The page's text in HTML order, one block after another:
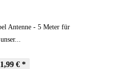
Antenne - 5 Meter für
unser...
€ *